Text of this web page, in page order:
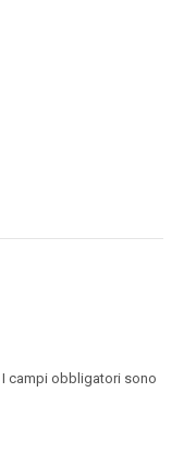
I campi obbligatori sono